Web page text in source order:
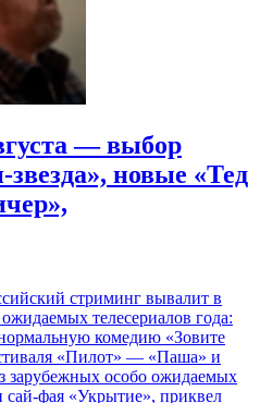
— выбор
новые «Тед
стриминг вывалит в
телесериалов года:
комедию «Зовите
«Пилот» — «Паша» и
зарубежных особо ожидаемых
сай-фая «Укрытие», приквел